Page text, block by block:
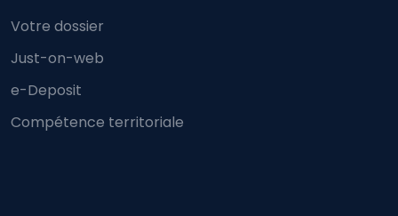
Votre dossier
Just-on-web
e-Deposit
Compétence territoriale